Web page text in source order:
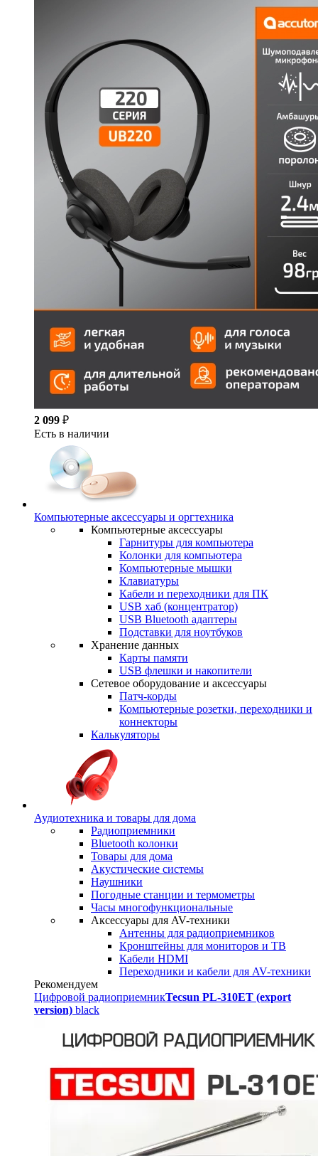
2 099 ₽
Есть в наличии
Компьютерные аксессуары и оргтехника
Компьютерные аксессуары
Гарнитуры для компьютера
Колонки для компьютера
Компьютерные мышки
Клавиатуры
Кабели и переходники для ПК
USB хаб (концентратор)
USB Bluetooth адаптеры
Подставки для ноутбуков
Хранение данных
Карты памяти
USB флешки и накопители
Сетевое оборудование и аксессуары
Патч-корды
Компьютерные розетки, переходники и
коннекторы
Калькуляторы
Аудиотехника и товары для дома
Радиоприемники
Bluetooth колонки
Товары для дома
Акустические системы
Наушники
Погодные станции и термометры
Часы многофункциональные
Аксессуары для AV-техники
Антенны для радиоприемников
Кронштейны для мониторов и ТВ
Кабели HDMI
Переходники и кабели для AV-техники
Рекомендуем
Цифровой радиоприемникTecsun PL-310ET (export
version) black